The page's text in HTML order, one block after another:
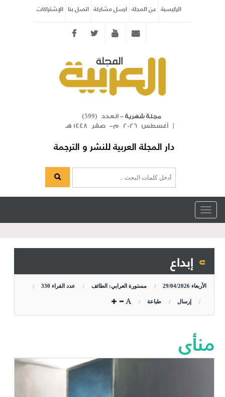
الرئيسية عن المجلة ارسل مشاركة اتصل بنا الإشتراكات
Twitter youtube
مجلة شهرية- العدد ( 599
)
| أغسطس 2026 م- صفر 1448 هـ
دار المجلة العربية للنشر و الترجمة
Toggle
navigation
إبداع
الأربعاء 29/04/2026 مستورة العرابي: الطائف عدد القراء 330
إرسال طباعة
منأى